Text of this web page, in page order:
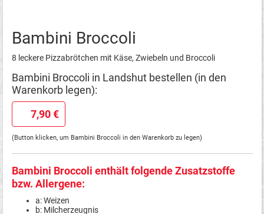
Bambini Broccoli
8 leckere Pizzabrötchen mit Käse, Zwiebeln und Broccoli
Bambini Broccoli in Landshut bestellen (in den
Warenkorb legen):
7,90 €
(Button klicken, um Bambini Broccoli in den Warenkorb zu legen)
Bambini Broccoli enthält folgende Zusatzstoffe
bzw. Allergene:
a: Weizen
b: Milcherzeugnis